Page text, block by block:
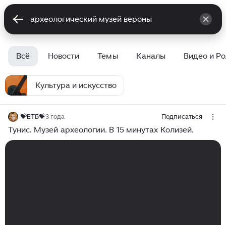
Всё Новости Темы Каналы Видео и
Культура и искусство
💝ЕТБ💝3 года Подписаться
Тунис. Музей археологии. В 15 минутах Колизей.